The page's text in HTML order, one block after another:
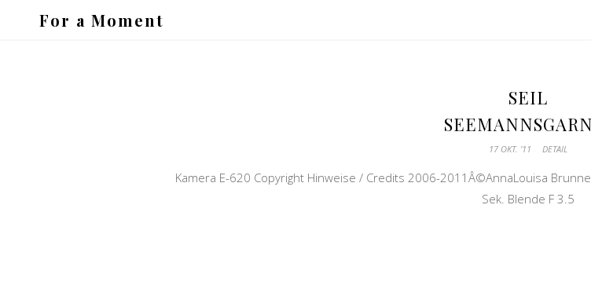
For a Moment
SEIL
17 OKT. ’11 DETAIL
Kamera E-620 Copyright Hinweise / Credits 2006-2011Â©AnnaLouisa
Sek. Blende F 3.5